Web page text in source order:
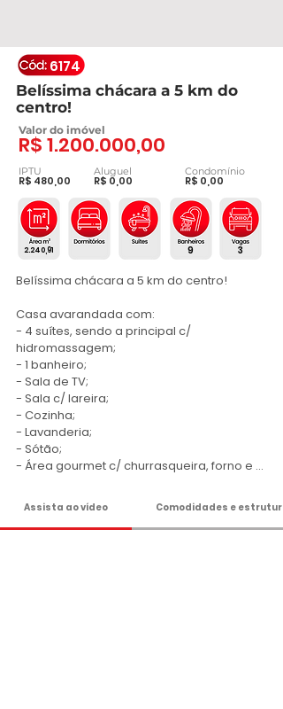
6174
Belíssima chácara a 5 km do
centro!
Valor do imóvel
R$1.200.000,00
IPTU
R$ 480,00
Aluguel
R$ 0,00
Condomínio
R$ 0,00
9 3
2.240,91
Belíssima chácara a 5 km do centro!
Casa avarandada com:
- 4 suítes, sendo a principal c/
hidromassagem;
- 1 banheiro;
- Sala de TV;
- Sala c/ lareira;
- Cozinha;
- Lavanderia;
- Sótão;
- Área gourmet c/ churrasqueira, forno e
- Canil;
- Horta;
- Quarto de apoio;
Assista ao vídeo Comodidades e estrutura